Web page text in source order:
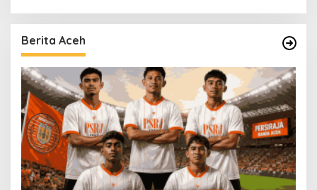
Berita Aceh